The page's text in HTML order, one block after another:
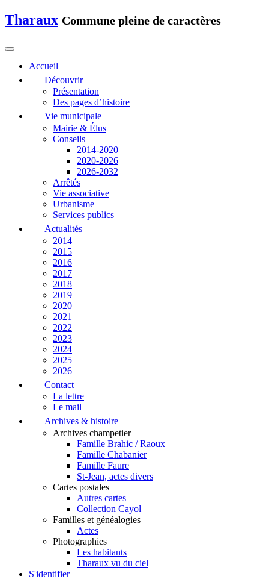
Tharaux Commune pleine de caractères
Accueil
Découvrir
Présentation
Des pages d’histoire
Vie municipale
Mairie & Élus
Conseils
2014-2020
2020-2026
2026-2032
Arrêtés
Vie associative
Urbanisme
Services publics
Actualités
2014
2015
2016
2017
2018
2019
2020
2021
2022
2023
2024
2025
2026
Contact
La lettre
Le mail
Archives & histoire
Archives champetier
Famille Brahic / Raoux
Famille Chabanier
Famille Faure
St-Jean, actes divers
Cartes postales
Autres cartes
Collection Cayol
Familles et généalogies
Actes
Photographies
Les habitants
Tharaux vu du ciel
S'identifier